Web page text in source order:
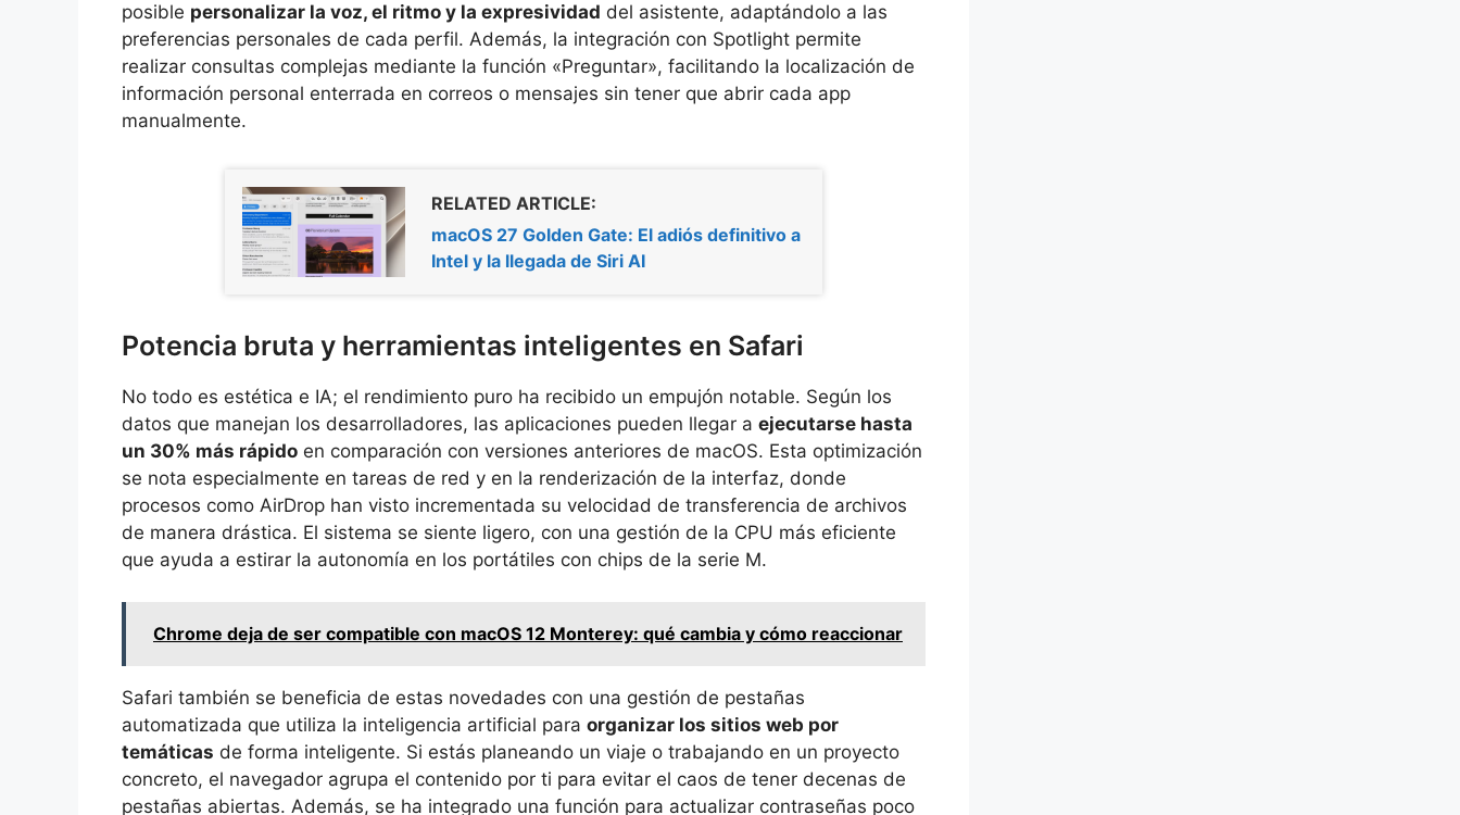
posible personalizar la voz, el ritmo y la expresividad del asistente, adaptándolo a las
preferencias personales de cada perfil. Además, la integración con Spotlight permite
realizar consultas complejas mediante la función «Preguntar», facilitando la localización de
información personal enterrada en correos o mensajes sin tener que abrir cada app
manualmente.
RELATED ARTICLE:
macOS 27 Golden Gate: El adiós definitivo a
Intel y la llegada de Siri AI
Potencia bruta y herramientas inteligentes en Safari
No todo es estética e IA; el rendimiento puro ha recibido un empujón notable. Según los
datos que manejan los desarrolladores, las aplicaciones pueden llegar a ejecutarse hasta
un 30% más rápido en comparación con versiones anteriores de macOS. Esta optimización
se nota especialmente en tareas de red y en la renderización de la interfaz, donde
procesos como AirDrop han visto incrementada su velocidad de transferencia de archivos
de manera drástica. El sistema se siente ligero, con una gestión de la CPU más eficiente
que ayuda a estirar la autonomía en los portátiles con chips de la serie M.
Chrome deja de ser compatible con macOS 12 Monterey: qué cambia y cómo reaccionar
Safari también se beneficia de estas novedades con una gestión de pestañas
automatizada que utiliza la inteligencia artificial para organizar los sitios web por
temáticas de forma inteligente. Si estás planeando un viaje o trabajando en un proyecto
concreto, el navegador agrupa el contenido por ti para evitar el caos de tener decenas de
pestañas abiertas. Además, se ha integrado una función para actualizar contraseñas poco